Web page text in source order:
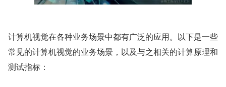
计算机视觉在各种业务场景中都有广泛的应用。以下是一些
常见的计算机视觉的业务场景，以及与之相关的计算原理和
测试指标：